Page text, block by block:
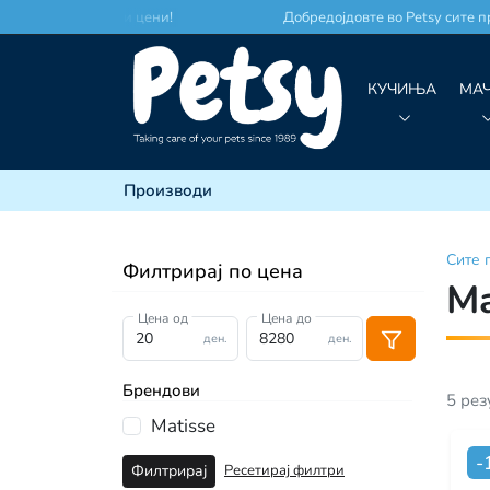
по најдобри цени! Добредојдовте во Petsy сите
КУЧИЊА
Производи
Филтрирај по цена
ден.
Цена од
ден.
Цена до
Брендови
Matisse
Филтрирај Ресетирај филтри
Сите
5
-